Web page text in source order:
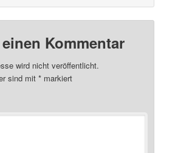
Kommentar
wird nicht veröffentlicht.
sind mit* markiert